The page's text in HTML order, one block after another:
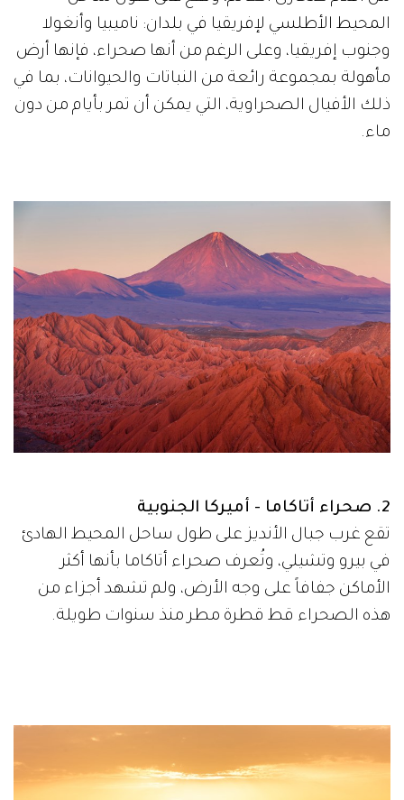
المحيط الأطلسي لإفريقيا في بلدان: ناميبيا وأنغولا
وجنوب إفريقيا، وعلى الرغم من أنها صحراء، فإنها أرض
مأهولة بمجموعة رائعة من النباتات والحيوانات، بما في
ذلك الأفيال الصحراوية، التي يمكن أن تمر بأيام من دون
ماء.
2. صحراء أتاكاما - أميركا الجنوبية
تقع غرب جبال الأنديز على طول ساحل المحيط الهادئ
في بيرو وتشيلي، وتُعرف صحراء أتاكاما بأنها أكثر
الأماكن جفافاً على وجه الأرض، ولم تشهد أجزاء من
هذه الصحراء قط قطرة مطر منذ سنوات طويلة.